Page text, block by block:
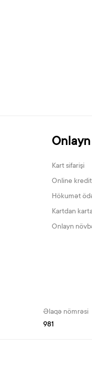
Kart sifarişi
Online
Hökumət
Kartdan
Onlayn
Əlaqə nömrəsi
981